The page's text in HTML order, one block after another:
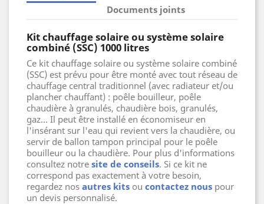
Documents joints
Kit chauffage solaire ou système solaire
combiné (SSC) 1000 litres
Ce kit chauffage solaire ou système solaire combiné
(SSC) est prévu pour être monté avec tout réseau de
chauffage central traditionnel (avec radiateur et/ou
plancher chauffant) : poêle bouilleur, poêle
chaudière à granulés, chaudière bois, granulés,
gaz... Il peut être installé en économiseur en
l'insérant sur l'eau qui revient vers la chaudière, ou
servir de ballon tampon principal pour le poêle
bouilleur ou la chaudière. Pour plus d'informations
consultez notre site de conseils. Si ce kit ne
correspond pas exactement à votre besoin,
regardez nos autres kits ou contactez nous pour
un devis personnalisé.